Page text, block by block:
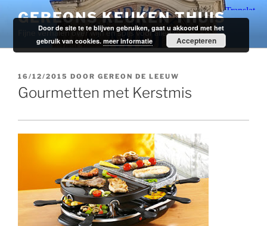
naar
inhoud
GEREONS KEUKEN THUIS
Fijne verhalen over wijn en spijs voor alledag.
GEPLAATST
OP
16/12/2015 DOOR GEREON DE LEEUW
Gourmetten met Kerstmis
Door de site te te blijven gebruiken, gaat u akkoord met het
gebruik van cookies.meer informatie Accepteren